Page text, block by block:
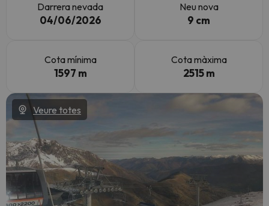
Darrera nevada
04/06/2026
Neu nova
9 cm
Cota mínima
1597 m
Cota màxima
2515 m
Veure totes